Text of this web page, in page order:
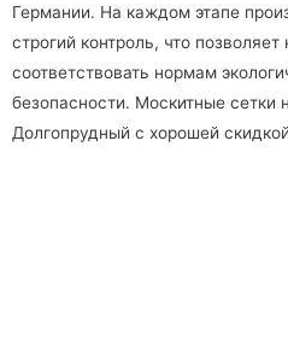
Германии. На каждом этапе
строгий контроль, что
соответствовать нормам
безопасности. Москитные сетки
Долгопрудный с хорошей